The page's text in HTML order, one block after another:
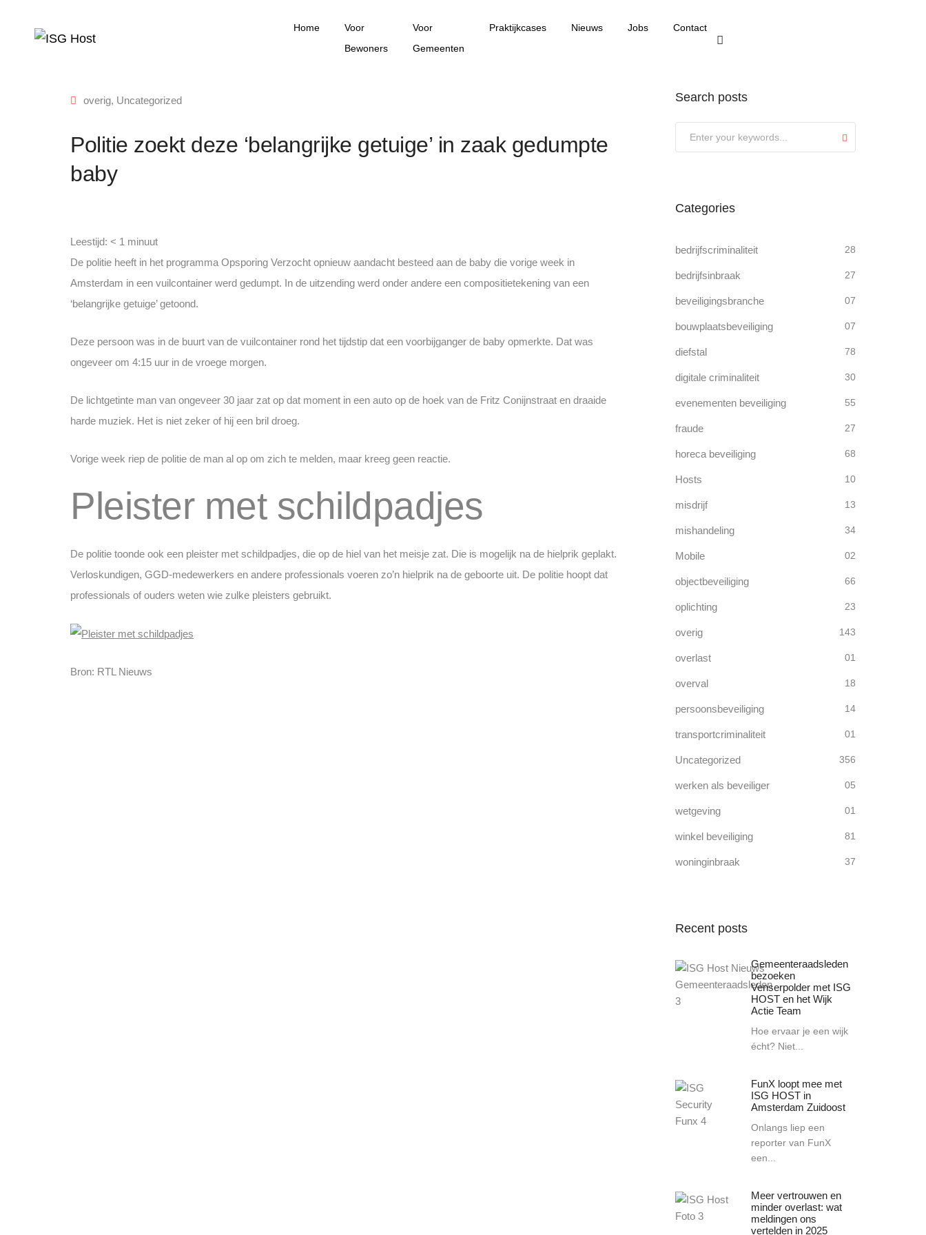
Home
Voor
Bewoners
Voor
Gemeenten
Praktijkcases Nieuws Jobs Contact
overig, Uncategorized
Politie zoekt deze ‘belangrijke getuige’ in zaak gedumpte
baby
Leestijd: < 1 minuut
De politie heeft in het programma Opsporing Verzocht opnieuw aandacht besteed aan de baby die vorige week in
Amsterdam in een vuilcontainer werd gedumpt. In de uitzending werd onder andere een compositietekening van een
‘belangrijke getuige’ getoond.
Deze persoon was in de buurt van de vuilcontainer rond het tijdstip dat een voorbijganger de baby opmerkte. Dat was
ongeveer om 4:15 uur in de vroege morgen.
De lichtgetinte man van ongeveer 30 jaar zat op dat moment in een auto op de hoek van de Fritz Conijnstraat en draaide
harde muziek. Het is niet zeker of hij een bril droeg.
Vorige week riep de politie de man al op om zich te melden, maar kreeg geen reactie.
Pleister met schildpadjes
​De politie toonde ook een pleister met schildpadjes, die op de hiel van het meisje zat. Die is mogelijk na de hielprik geplakt.
Verloskundigen, GGD-medewerkers en andere professionals voeren zo’n hielprik na de geboorte uit. De politie hoopt dat
professionals of ouders weten wie zulke pleisters gebruikt.
Bron: RTL Nieuws
Search posts
Categories
bedrijfscriminaliteit 28
bedrijfsinbraak 27
beveiligingsbranche 07
bouwplaatsbeveiliging 07
diefstal 78
digitale criminaliteit 30
evenementen beveiliging 55
fraude 27
horeca beveiliging 68
Hosts 10
misdrijf 13
mishandeling 34
Mobile 02
objectbeveiliging 66
oplichting 23
overig 143
overlast 01
overval 18
persoonsbeveiliging 14
transportcriminaliteit 01
Uncategorized 356
werken als beveiliger 05
wetgeving 01
winkel beveiliging 81
woninginbraak 37
Recent posts
Gemeenteraadsleden
bezoeken
Venserpolder met ISG
HOST en het Wijk
Actie Team
Hoe ervaar je een wijk
écht? Niet...
FunX loopt mee met
ISG HOST in
Amsterdam Zuidoost
Onlangs liep een
reporter van FunX
een...
Meer vertrouwen en
minder overlast: wat
meldingen ons
vertelden in 2025